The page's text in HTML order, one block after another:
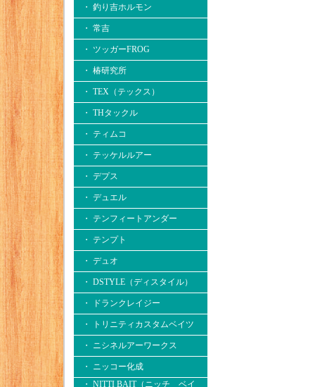
・ 釣り吉ホルモン
・ 常吉
・ ツッガーFROG
・ 椿研究所
・ TEX（テックス）
・ THタックル
・ ティムコ
・ テッケルルアー
・ デプス
・ デュエル
・ テンフィートアンダー
・ テンプト
・ デュオ
・ DSTYLE（ディスタイル）
・ ドランクレイジー
・ トリニティカスタムベイツ
・ ニシネルアーワークス
・ ニッコー化成
・ NITTI BAIT（ニッチ ベイ